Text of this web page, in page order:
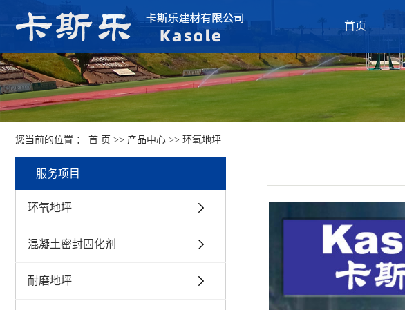
首页
您当前的位置 ： 首 页 >> 产品中心 >> 环氧地坪
服务项目
环氧地坪
混凝土密封固化剂
耐磨地坪